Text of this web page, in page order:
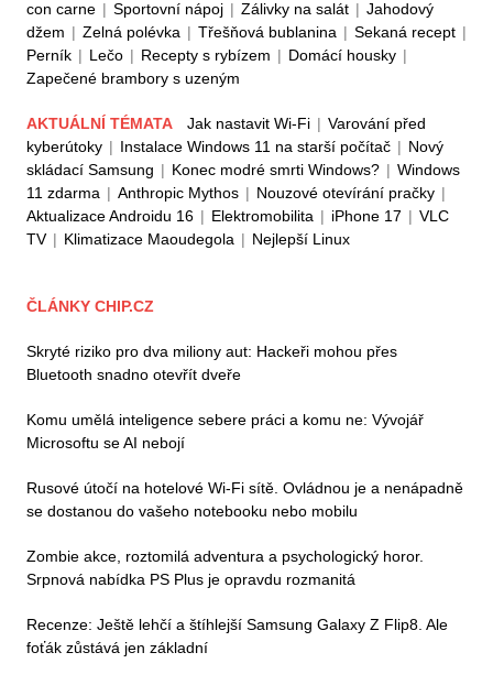
con carne | Sportovní nápoj | Zálivky na salát | Jahodový
džem | Zelná polévka | Třešňová bublanina | Sekaná recept |
Perník | Lečo | Recepty s rybízem | Domácí housky |
Zapečené brambory s uzeným
AKTUÁLNÍ TÉMATA Jak nastavit Wi-Fi | Varování před
kyberútoky | Instalace Windows 11 na starší počítač | Nový
skládací Samsung | Konec modré smrti Windows? | Windows
11 zdarma | Anthropic Mythos | Nouzové otevírání pračky |
Aktualizace Androidu 16 | Elektromobilita | iPhone 17 | VLC
TV | Klimatizace Maoudegola | Nejlepší Linux
ČLÁNKY CHIP.CZ
Skryté riziko pro dva miliony aut: Hackeři mohou přes
Bluetooth snadno otevřít dveře
Komu umělá inteligence sebere práci a komu ne: Vývojář
Microsoftu se AI nebojí
Rusové útočí na hotelové Wi-Fi sítě. Ovládnou je a nenápadně
se dostanou do vašeho notebooku nebo mobilu
Zombie akce, roztomilá adventura a psychologický horor.
Srpnová nabídka PS Plus je opravdu rozmanitá
Recenze: Ještě lehčí a štíhlejší Samsung Galaxy Z Flip8. Ale
foťák zůstává jen základní